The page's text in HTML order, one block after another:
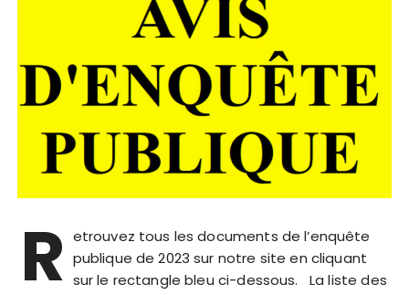
R etrouvez tous les documents de l’enquête
publique de 2023 sur notre site en cliquant
sur le rectangle bleu ci-dessous. La liste des